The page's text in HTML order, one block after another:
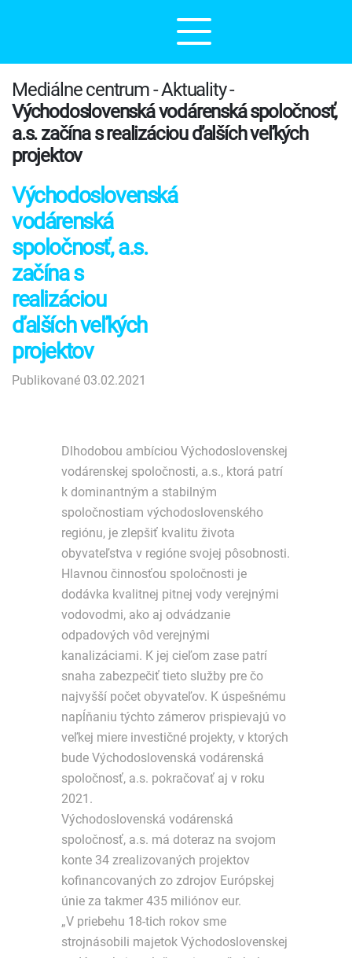
Mediálne centrum - Aktuality -
Východoslovenská vodárenská spoločnosť,
a.s. začína s realizáciou ďalších veľkých
projektov
Východoslovenská
vodárenská
spoločnosť, a.s.
začína s
realizáciou
ďalších veľkých
projektov
Publikované 03.02.2021
Dlhodobou ambíciou Východoslovenskej
vodárenskej spoločnosti, a.s., ktorá patrí
k dominantným a stabilným
spoločnostiam východoslovenského
regiónu, je zlepšiť kvalitu života
obyvateľstva v regióne svojej pôsobnosti.
Hlavnou činnosťou spoločnosti je
dodávka kvalitnej pitnej vody verejnými
vodovodmi, ako aj odvádzanie
odpadových vôd verejnými
kanalizáciami. K jej cieľom zase patrí
snaha zabezpečiť tieto služby pre čo
najvyšší počet obyvateľov. K úspešnému
napĺňaniu týchto zámerov prispievajú vo
veľkej miere investičné projekty, v ktorých
bude Východoslovenská vodárenská
spoločnosť, a.s. pokračovať aj v roku
2021.
Východoslovenská vodárenská
spoločnosť, a.s. má doteraz na svojom
konte 34 zrealizovaných projektov
kofinancovaných zo zdrojov Európskej
únie za takmer 435 miliónov eur.
„V priebehu 18-tich rokov sme
strojnásobili majetok Východoslovenskej